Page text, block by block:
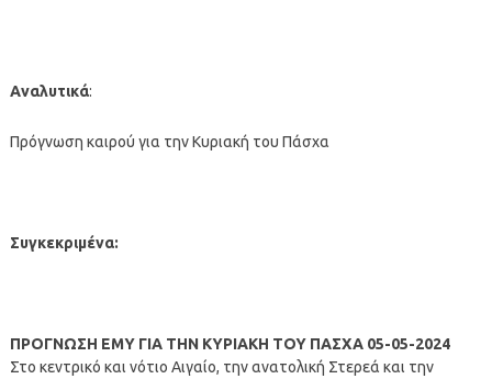
Αναλυτικά:
Πρόγνωση καιρού για την Κυριακή του Πάσχα
Συγκεκριμένα:
ΠΡΟΓΝΩΣΗ ΕΜΥ ΓΙΑ ΤΗΝ ΚΥΡΙΑΚΗ ΤΟΥ ΠΑΣΧΑ 05-05-2024
Στο κεντρικό και νότιο Αιγαίο, την ανατολική Στερεά και την